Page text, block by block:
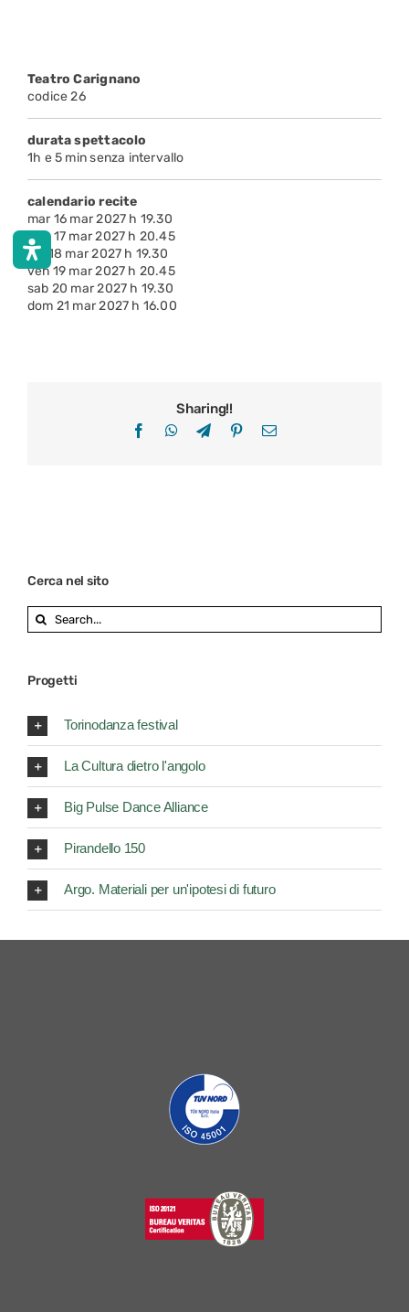
Teatro Carignano
codice 26
durata spettacolo
1h e 5 min senza intervallo
calendario recite
mar 16 mar 2027 h 19.30
mer 17 mar 2027 h 20.45
gio 18 mar 2027 h 19.30
ven 19 mar 2027 h 20.45
sab 20 mar 2027 h 19.30
dom 21 mar 2027 h 16.00
Sharing!!
FacebookWhatsApp
TelegramPinterestEmail
Cerca nel sito
Search
for:
Progetti
Torinodanza festival
La Cultura dietro l'angolo
Big Pulse Dance Alliance
Pirandello 150
Argo. Materiali per un'ipotesi di futuro